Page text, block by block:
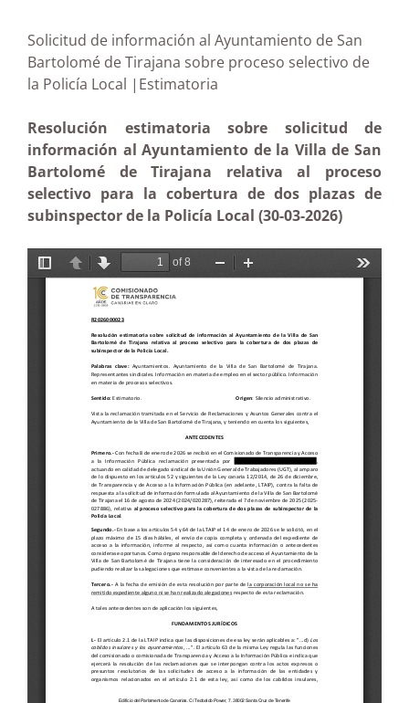
Solicitud de información al Ayuntamiento de San
Bartolomé de Tirajana sobre proceso selectivo de
la Policía Local |Estimatoria
Resolución estimatoria sobre solicitud de
información al Ayuntamiento de la Villa de San
Bartolomé de Tirajana relativa al proceso
selectivo para la cobertura de dos plazas de
subinspector de la Policía Local (30-03-2026)